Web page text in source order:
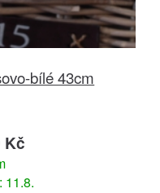
bílé 43cm
Kč
11.8.